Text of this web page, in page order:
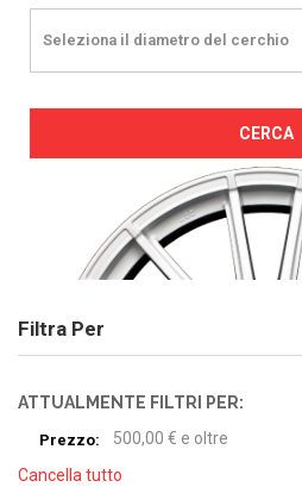
Seleziona il diametro del cerchio
CERCA
Filtra Per
ATTUALMENTE FILTRI PER:
Prezzo:
500,00 € e oltre
Cancella tutto